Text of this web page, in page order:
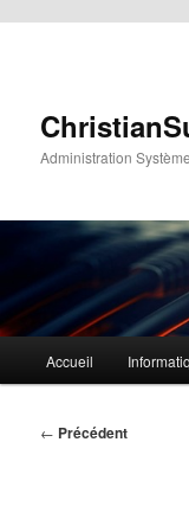
Administration
principalAccueil
Navigation
← Précédent